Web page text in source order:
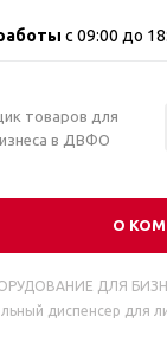
с 09:00 до
товаров для
в ДВФО
О
ДЛЯ
диспенсер для